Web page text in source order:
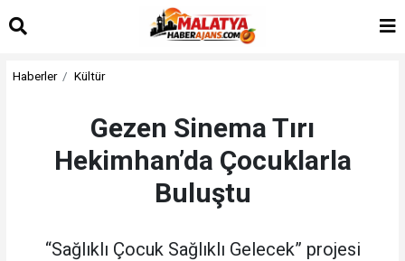
Haberler Kültür
Gezen Sinema Tırı
Hekimhan’da Çocuklarla
Buluştu
“Sağlıklı Çocuk Sağlıklı Gelecek” projesi